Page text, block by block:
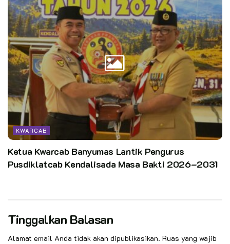
KWARCAB
Ketua Kwarcab Banyumas Lantik Pengurus
Pusdiklatcab Kendalisada Masa Bakti 2026–2031
Tinggalkan Balasan
Alamat email Anda tidak akan dipublikasikan. Ruas yang wajib